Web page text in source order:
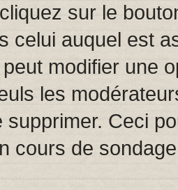
sur le
celui auquel est
peut modifier une
les
supprimer. Ceci
cours de